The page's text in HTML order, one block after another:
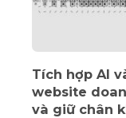
Tích hợp AI
website
và giữ chân